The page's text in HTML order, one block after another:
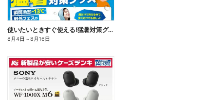
使いたいときすぐ使える!猛暑対策グッズ
8月4日 ～8月16日